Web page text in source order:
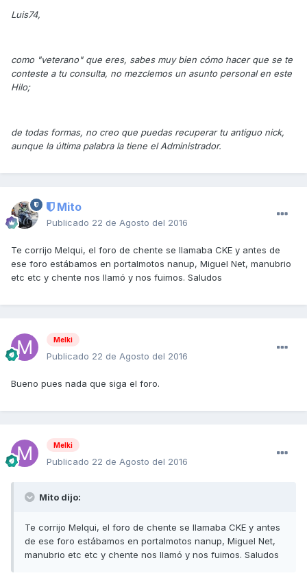
Luis74,
como "veterano" que eres, sabes muy bien cómo hacer que se te
conteste a tu consulta, no mezclemos un asunto personal en este
Hilo;
de todas formas, no creo que puedas recuperar tu antiguo nick,
aunque la última palabra la tiene el Administrador.
Mito
Publicado 22 de Agosto del 2016
Te corrijo Melqui, el foro de chente se llamaba CKE y antes de
ese foro estábamos en portalmotos nanup, Miguel Net, manubrio
etc etc y chente nos llamó y nos fuimos. Saludos
Melki
Publicado 22 de Agosto del 2016
Bueno pues nada que siga el foro.
Melki
Publicado 22 de Agosto del 2016
Mito dijo:
Te corrijo Melqui, el foro de chente se llamaba CKE y antes
de ese foro estábamos en portalmotos nanup, Miguel Net,
manubrio etc etc y chente nos llamó y nos fuimos. Saludos